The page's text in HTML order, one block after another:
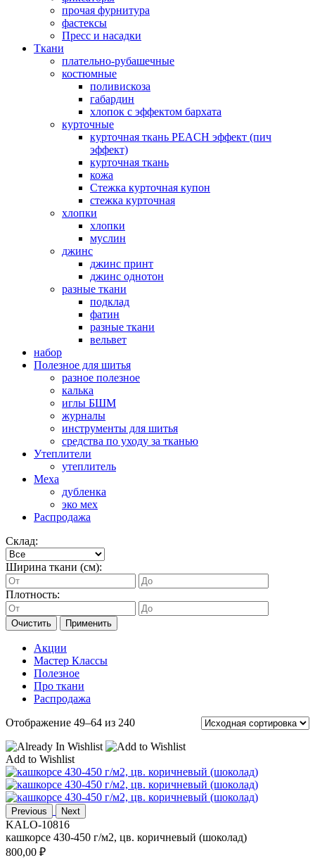
прочая фурнитура
фастексы
Пресс и насадки
Ткани
плательно-рубашечные
костюмные
поливискоза
габардин
хлопок с эффектом бархата
курточные
курточная ткань PEACH эффект (пич
эффект)
курточная ткань
кожа
Стежка курточная купон
стежка курточная
хлопки
хлопки
муслин
джинс
джинс принт
джинс однотон
разные ткани
подклад
фатин
разные ткани
вельвет
набор
Полезное для шитья
разное полезное
калька
иглы БШМ
журналы
инструменты для шитья
средства по уходу за тканью
Утеплители
утеплитель
Меха
дубленка
эко мех
Распродажа
Склад:
Ширина ткани (см):
Плотность:
Очистить Применить
Акции
Мастер Классы
Полезное
Про ткани
Распродажа
Отображение 49–64 из 240
Add to Wishlist
Previous Next
KALO-10816
кашкорсе 430-450 г/м2, цв. коричневый (шоколад)
800,00 ₽